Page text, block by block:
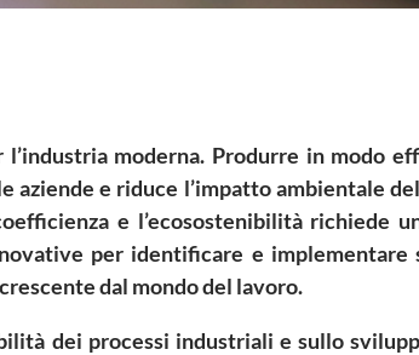
moderna. Produrre in modo
aziende e riduce l’impatto ambientale
e l’ecosostenibilità richiede
per identificare e implementare
dal mondo del lavoro.
dei processi industriali e sullo